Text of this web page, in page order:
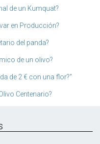
de un Kumquat?
en Producción?
del panda?
de un olivo?
de 2 € con una flor?”
Centenario?